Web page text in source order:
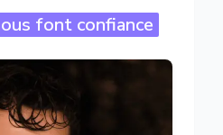
font confiance